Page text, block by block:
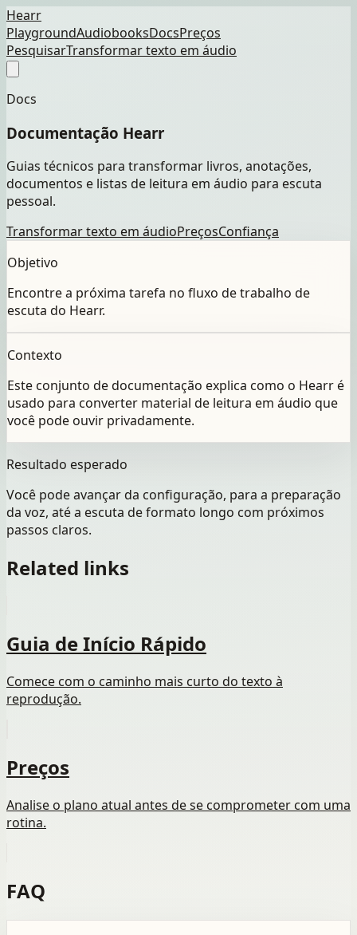
Hearr
PlaygroundAudiobooksDocsPreços
PesquisarTransformar texto em áudio
Docs
Documentação Hearr
Guias técnicos para transformar livros, anotações,
documentos e listas de leitura em áudio para escuta
pessoal.
Transformar texto em áudioPreçosConfiança
Objetivo
Encontre a próxima tarefa no fluxo de trabalho de
escuta do Hearr.
Contexto
Este conjunto de documentação explica como o Hearr é
usado para converter material de leitura em áudio que
você pode ouvir privadamente.
Resultado esperado
Você pode avançar da configuração, para a preparação
da voz, até a escuta de formato longo com próximos
passos claros.
Related links
Guia de Início Rápido
Comece com o caminho mais curto do texto à
reprodução.
Preços
Analise o plano atual antes de se comprometer com uma
rotina.
FAQ